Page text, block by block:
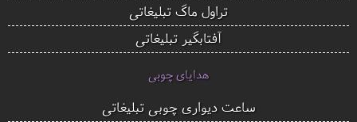
تراول ماگ تبلیغاتی
آفتابگیر تبلیغاتی
هدایای چوبی
ساعت دیواری چوبی تبلیغاتی